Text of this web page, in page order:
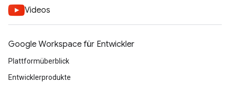
Videos
Google Workspace für Entwickler
Plattformüberblick
Entwicklerprodukte